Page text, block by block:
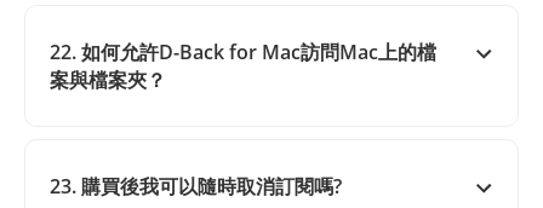
22. 如何允許D-Back for Mac訪問Mac上的檔
案與檔案夾？
23. 購買後我可以隨時取消訂閱嗎?